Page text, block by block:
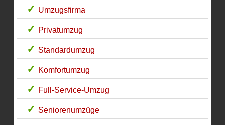
Umzugsfirma
Privatumzug
Standardumzug
Komfortumzug
Full-Service-Umzug
Seniorenumzüge